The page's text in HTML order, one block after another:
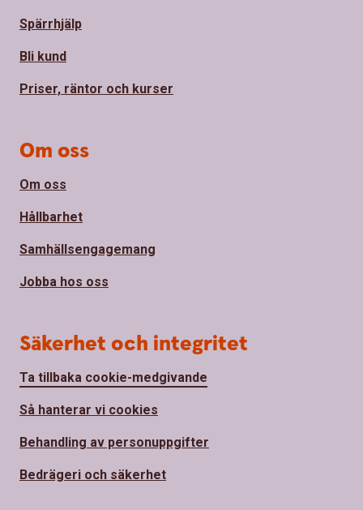
Spärrhjälp
Bli kund
Priser, räntor och kurser
Om oss
Om oss
Hållbarhet
Samhällsengagemang
Jobba hos oss
Säkerhet och integritet
Ta tillbaka cookie-medgivande
Så hanterar vi cookies
Behandling av personuppgifter
Bedrägeri och säkerhet